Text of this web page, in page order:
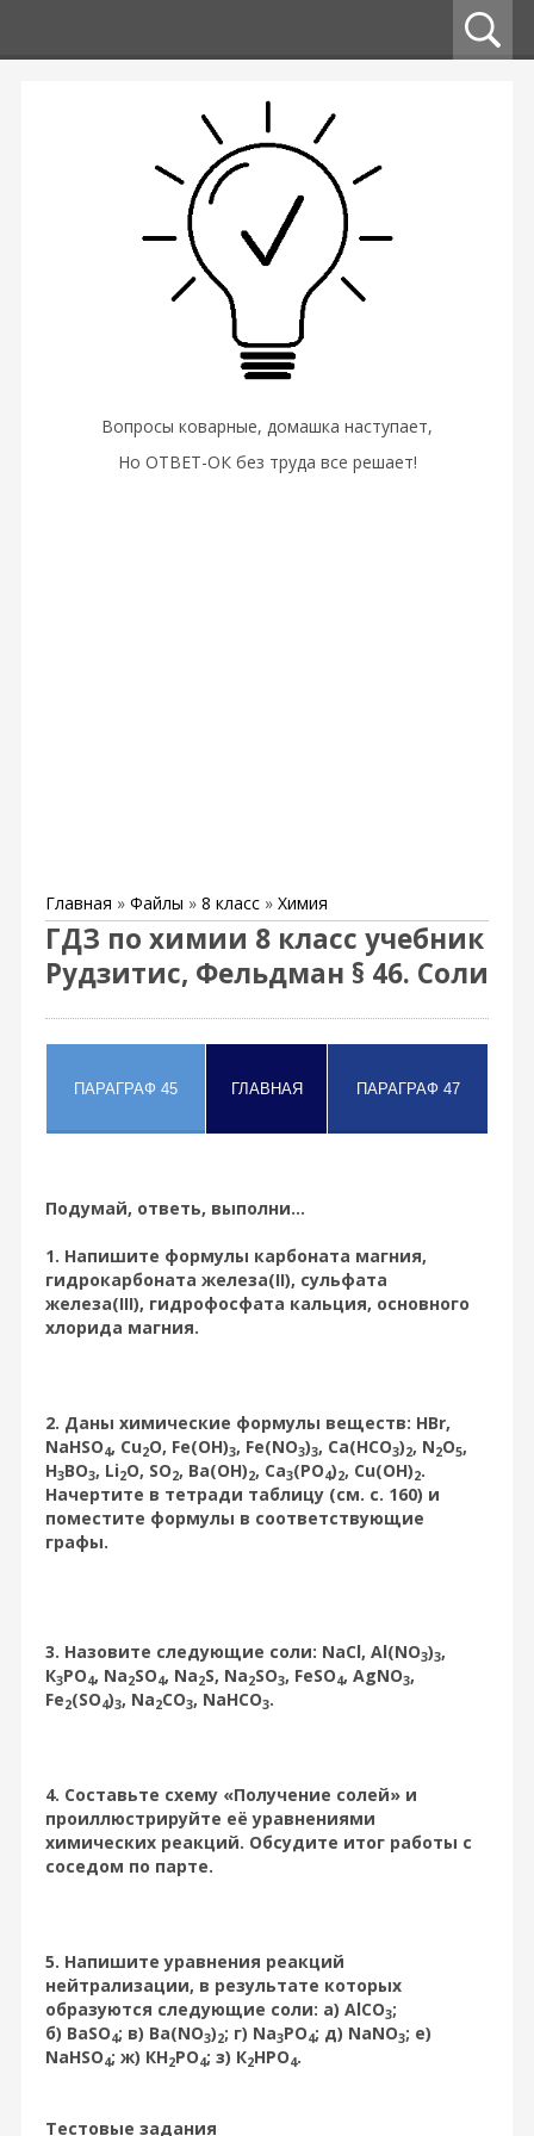
Вопросы коварные, домашка наступает,
Но ОТВЕТ-ОК без труда все решает!
Главная » Файлы » 8 класс » Химия
ГДЗ по химии 8 класс учебник
Рудзитис, Фельдман § 46. Соли
Подумай, ответь, выполни...
1. Напишите формулы карбоната магния,
гидрокарбоната железа(II), сульфата
железа(III), гидрофосфата кальция, основного
хлорида магния.
2. Даны химические формулы веществ: HBr,
NaHSO4, Cu2O, Fe(OH)3, Fe(NO3)3, Ca(HCO3)2, N2O5,
H3BO3, Li2O, SO2, Ba(OH)2, Ca3(PO4)2, Cu(OH)2.
Начертите в тетради таблицу (см. с. 160) и
поместите формулы в соответствующие
графы.
3. Назовите следующие соли: NaCl, Al(NO3)3,
К3РО4, Na2SO4, Na2S, Na2SО3, FeSO4, AgNO3,
Fe2(SO4)3, Na2CO3, NaHCO3.
4. Составьте схему «Получение солей» и
проиллюстрируйте её уравнениями
химических реакций. Обсудите итог работы с
соседом по парте.
5. Напишите уравнения реакций
нейтрализации, в результате которых
образуются следующие соли: а) АlCO3;
б) BaSO4; в) Ba(NO3)2; г) Na3PO4; д) NaNO3; е)
NaHSO4; ж) КН2РО4; з) К2НРО4.
Тестовые задания